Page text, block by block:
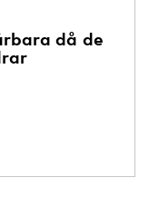
då de